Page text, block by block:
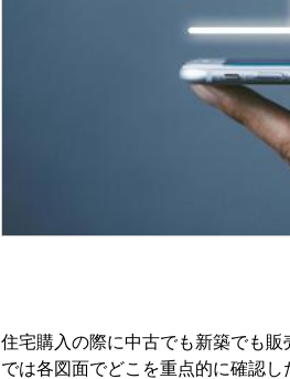
住宅購入の際に中古でも新築でも販
では各図面でどこを重点的に確認